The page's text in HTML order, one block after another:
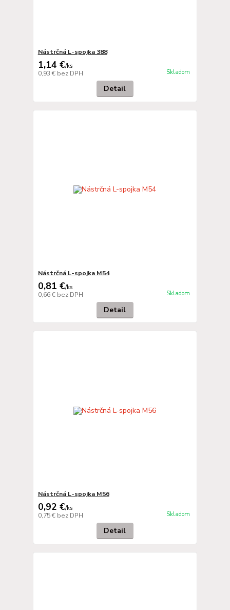
Nástrčná L-spojka 388
1,14 €/ks
0,93 € bez DPH Skladom
Detail
Nástrčná L-spojka M54
0,81 €/ks
0,66 € bez DPH Skladom
Detail
Nástrčná L-spojka M56
0,92 €/ks
0,75 € bez DPH Skladom
Detail